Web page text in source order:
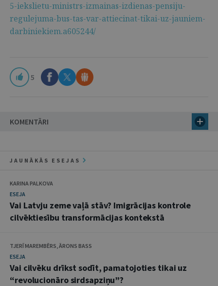
5-iekslietu-ministrs-izmainas-izdienas-pensiju-
regulejuma-bus-tas-var-attiecinat-tikai-uz-jauniem-
darbiniekiem.a605244/
5
KOMENTĀRI
JAUNĀKĀS ESEJAS
KARINA PALKOVA
ESEJA
Vai Latvju zeme vaļā stāv? Imigrācijas kontrole
cilvēktiesību transformācijas kontekstā
TJERĪ MAREMBĒRS, ĀRONS BASS
ESEJA
Vai cilvēku drīkst sodīt, pamatojoties tikai uz
“revolucionāro sirdsapziņu”?